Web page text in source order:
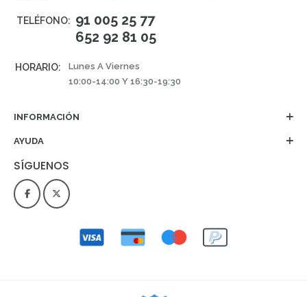
TELÉFONO: 91 005 25 77
652 92 81 05
HORARIO:
Lunes A Viernes
10:00-14:00 Y 16:30-19:30
INFORMACIÓN
AYUDA
SÍGUENOS